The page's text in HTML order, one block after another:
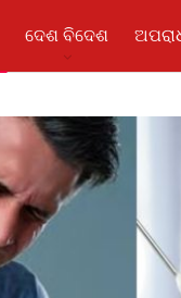
ଦେଶ ବିଦେଶ